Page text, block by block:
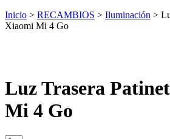
Inicio > RECAMBIOS > Iluminación >
Xiaomi Mi 4 Go
Luz Trasera
Mi 4 Go